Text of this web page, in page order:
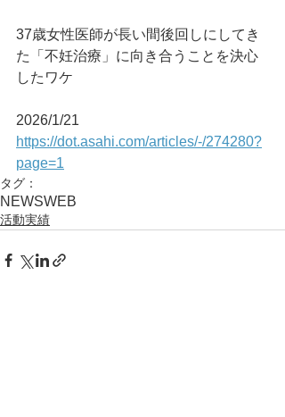
37歳女性医師が長い間後回しにしてき
た「不妊治療」に向き合うことを決心
したワケ
2026/1/21
https://dot.asahi.com/articles/-/274280?
page=1
タグ：
NEWSWEB
活動実績